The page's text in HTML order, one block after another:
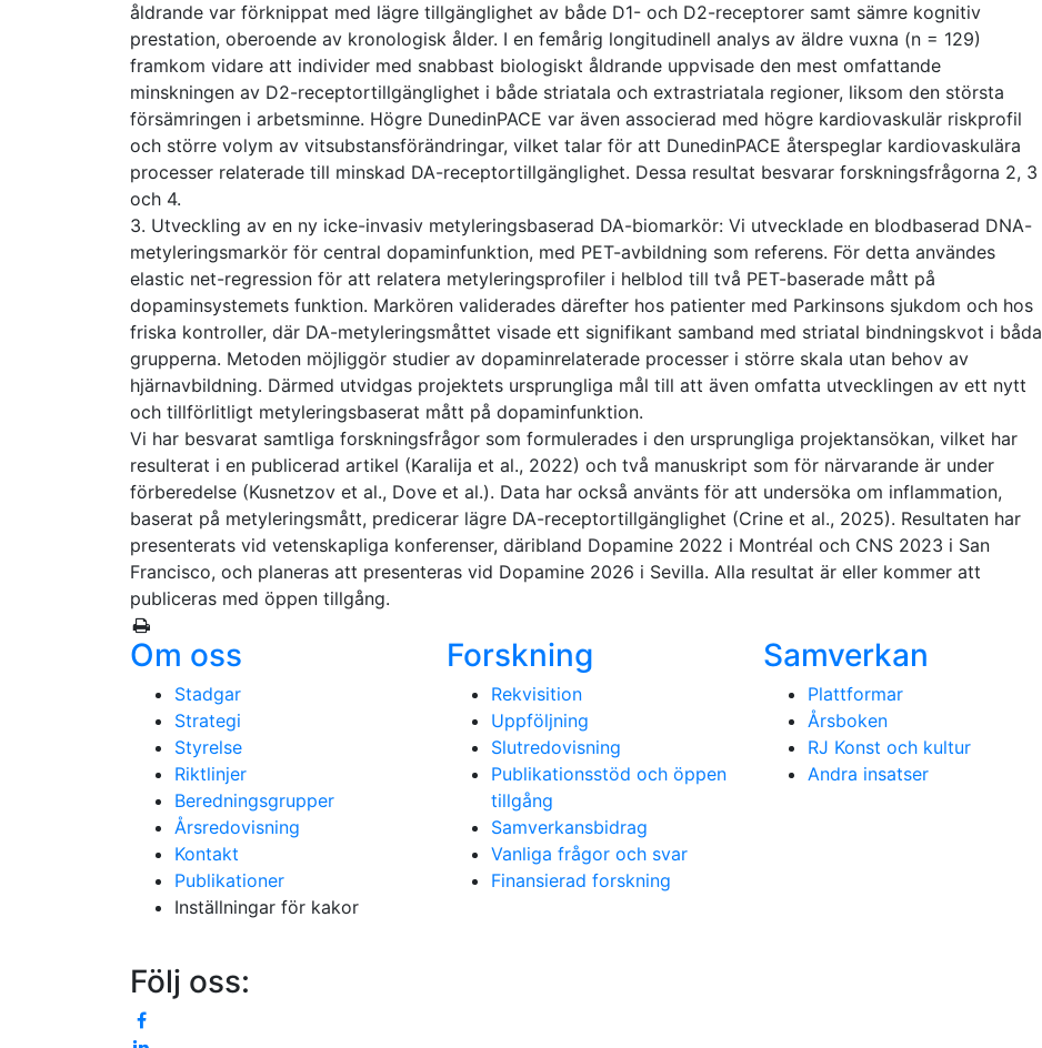
åldrande var förknippat med lägre tillgänglighet av både D1- och D2-receptorer samt sämre kognitiv
prestation, oberoende av kronologisk ålder. I en femårig longitudinell analys av äldre vuxna (n = 129)
framkom vidare att individer med snabbast biologiskt åldrande uppvisade den mest omfattande
minskningen av D2-receptortillgänglighet i både striatala och extrastriatala regioner, liksom den största
försämringen i arbetsminne. Högre DunedinPACE var även associerad med högre kardiovaskulär riskprofil
och större volym av vitsubstansförändringar, vilket talar för att DunedinPACE återspeglar kardiovaskulära
processer relaterade till minskad DA-receptortillgänglighet. Dessa resultat besvarar forskningsfrågorna 2, 3
och 4.
3. Utveckling av en ny icke-invasiv metyleringsbaserad DA-biomarkör: Vi utvecklade en blodbaserad DNA-
metyleringsmarkör för central dopaminfunktion, med PET-avbildning som referens. För detta användes
elastic net-regression för att relatera metyleringsprofiler i helblod till två PET-baserade mått på
dopaminsystemets funktion. Markören validerades därefter hos patienter med Parkinsons sjukdom och hos
friska kontroller, där DA-metyleringsmåttet visade ett signifikant samband med striatal bindningskvot i båda
grupperna. Metoden möjliggör studier av dopaminrelaterade processer i större skala utan behov av
hjärnavbildning. Därmed utvidgas projektets ursprungliga mål till att även omfatta utvecklingen av ett nytt
och tillförlitligt metyleringsbaserat mått på dopaminfunktion.
Vi har besvarat samtliga forskningsfrågor som formulerades i den ursprungliga projektansökan, vilket har
resulterat i en publicerad artikel (Karalija et al., 2022) och två manuskript som för närvarande är under
förberedelse (Kusnetzov et al., Dove et al.). Data har också använts för att undersöka om inflammation,
baserat på metyleringsmått, predicerar lägre DA-receptortillgänglighet (Crine et al., 2025). Resultaten har
presenterats vid vetenskapliga konferenser, däribland Dopamine 2022 i Montréal och CNS 2023 i San
Francisco, och planeras att presenteras vid Dopamine 2026 i Sevilla. Alla resultat är eller kommer att
publiceras med öppen tillgång.
Om oss
Stadgar
Strategi
Styrelse
Riktlinjer
Beredningsgrupper
Årsredovisning
Kontakt
Publikationer
Inställningar för kakor
Forskning
Rekvisition
Uppföljning
Slutredovisning
Publikationsstöd och öppen
tillgång
Samverkansbidrag
Vanliga frågor och svar
Finansierad forskning
Samverkan
Plattformar
Årsboken
RJ Konst och kultur
Andra insatser
Följ oss: